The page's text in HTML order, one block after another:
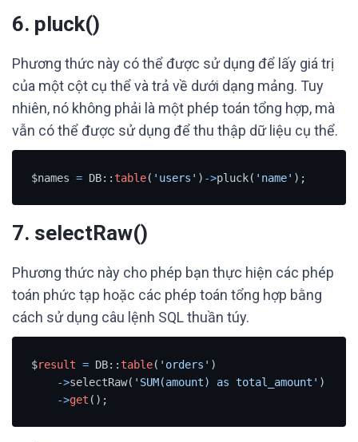
6. pluck()
Phương thức này có thể được sử dụng để lấy giá trị
của một cột cụ thể và trả về dưới dạng mảng. Tuy
nhiên, nó không phải là một phép toán tổng hợp, mà
vẫn có thể được sử dụng để thu thập dữ liệu cụ thể.
$names = DB::table( 'users' ) ->pluck( 'name' );
7. selectRaw()
Phương thức này cho phép bạn thực hiện các phép
toán phức tạp hoặc các phép toán tổng hợp bằng
cách sử dụng câu lệnh SQL thuần túy.
$result = DB::table( 'orders' )
->selectRaw( 'SUM(amount) as total_amount' )
->get ();